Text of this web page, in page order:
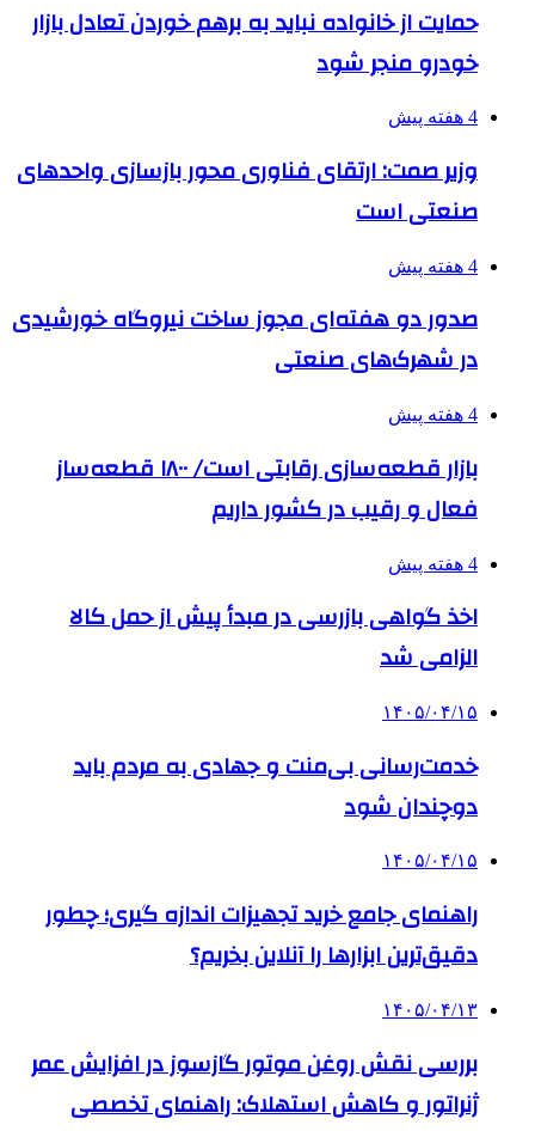
حمایت از خانواده نباید به برهم خوردن تعادل بازار
خودرو منجر شود
4 هفته پیش
وزیر صمت: ارتقای فناوری محور بازسازی واحدهای
صنعتی است
4 هفته پیش
صدور دو هفته‌ای مجوز ساخت نیروگاه خورشیدی
در شهرک‌های صنعتی
4 هفته پیش
بازار قطعه‌سازی رقابتی است/ ۱۸۰۰ قطعه‌ساز
فعال و رقیب در کشور داریم
4 هفته پیش
اخذ گواهی بازرسی در مبدأ پیش از حمل کالا
الزامی شد
۱۴۰۵/۰۴/۱۵
خدمت‌رسانی بی‌منت و جهادی به مردم باید
دوچندان شود
۱۴۰۵/۰۴/۱۵
راهنمای جامع خرید تجهیزات اندازه گیری؛ چطور
دقیق‌ترین ابزارها را آنلاین بخریم؟
۱۴۰۵/۰۴/۱۳
بررسی نقش روغن موتور گازسوز در افزایش عمر
ژنراتور و کاهش استهلاک: راهنمای تخصصی